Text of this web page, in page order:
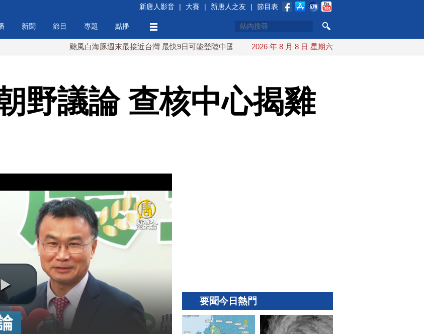
新唐人影音 | 大賽 | 新唐人之友 | 節目表
新聞 節目 專題 點播
颱風白海豚週末最接近台灣 最快9日可能登陸中國 台灣漢光首結合城鎮演習 AIT連續發文讚「韌性台灣」
2026 年 8 月 8 日 星期六
野議論 查核中心揭雞
要聞今日熱門